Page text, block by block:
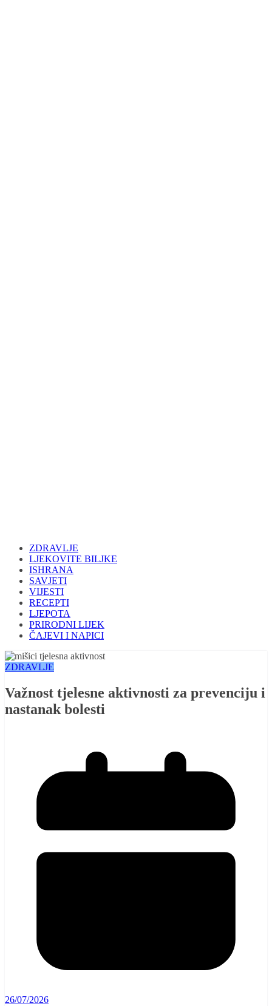
ZDRAVLJE
LJEKOVITE BILJKE
ISHRANA
SAVJETI
VIJESTI
RECEPTI
LJEPOTA
PRIRODNI LIJEK
ČAJEVI I NAPICI
ZDRAVLJE
Važnost tjelesne aktivnosti za prevenciju i
nastanak bolesti
26/07/2026